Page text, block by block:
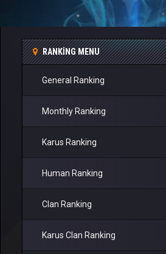
RANKING MENU
General Ranking
Monthly Ranking
Karus Ranking
Human Ranking
Clan Ranking
Karus Clan Ranking